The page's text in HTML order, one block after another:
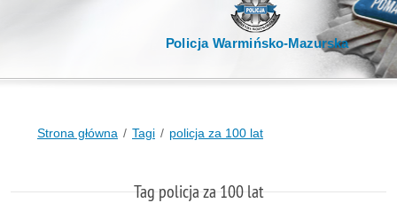
Policja Warmińsko-Mazurska
Strona główna Tagi policja za 100 lat
Tag policja za 100 lat